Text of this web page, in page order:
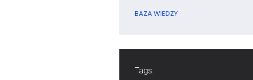
BAZA WIEDZY
Tags: